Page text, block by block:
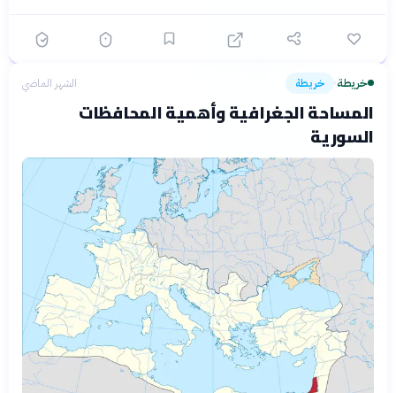
خريطة› خريطة الشهر الماضي
المساحة الجغرافية وأهمية المحافظات
السورية